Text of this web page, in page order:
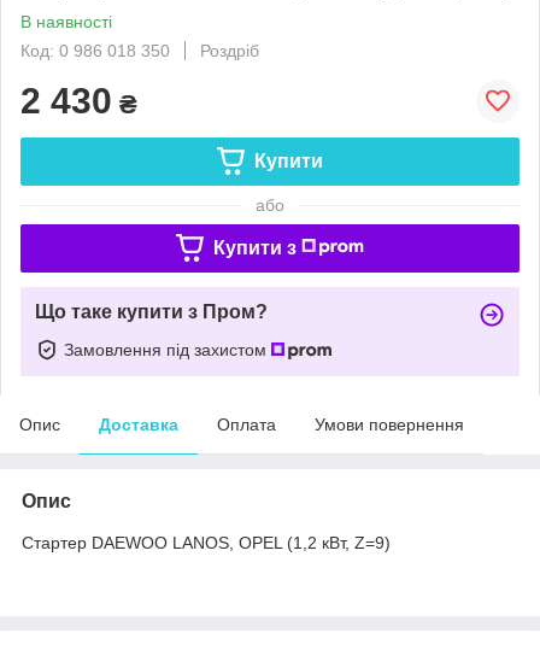
В наявності
Код: 0 986 018 350
Роздріб
2 430 ₴
Купити
або
Купити з
Що таке купити з Пром?
Замовлення під захистом
Опис Доставка Оплата Умови повернення
Опис
Стартер DAEWOO LANOS, OPEL (1,2 кВт, Z=9)